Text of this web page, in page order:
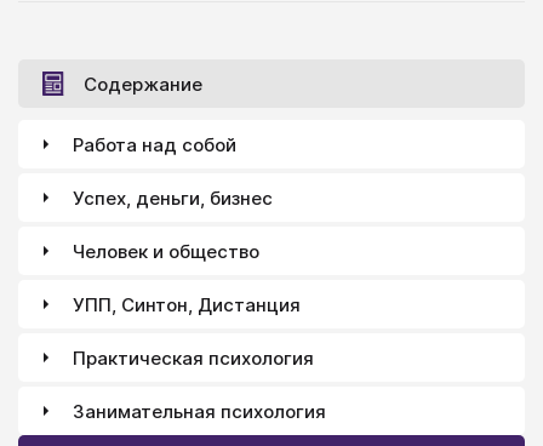
Содержание
Работа над собой
Успех, деньги, бизнес
Человек и общество
УПП, Синтон, Дистанция
Практическая психология
Занимательная психология